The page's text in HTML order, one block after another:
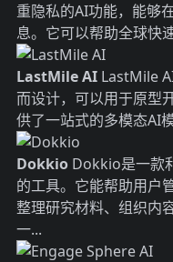
重隐私的AI功能，能够
息。它可以帮助全球快
LastMile AI LastMile
而设计，可以用于原型
供了一站式的多模态AI
Dokkio Dokkio是一款
的工具。它能帮助用户
整理研究材料、组织内
一...